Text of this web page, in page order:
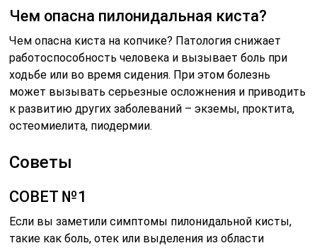
Чем опасна пилонидальная киста?
Чем опасна киста на копчике? Патология снижает
работоспособность человека и вызывает боль при
ходьбе или во время сидения. При этом болезнь
может вызывать серьезные осложнения и приводить
к развитию других заболеваний – экземы, проктита,
остеомиелита, пиодермии.
Советы
СОВЕТ №1
Если вы заметили симптомы пилонидальной кисты,
такие как боль, отек или выделения из области